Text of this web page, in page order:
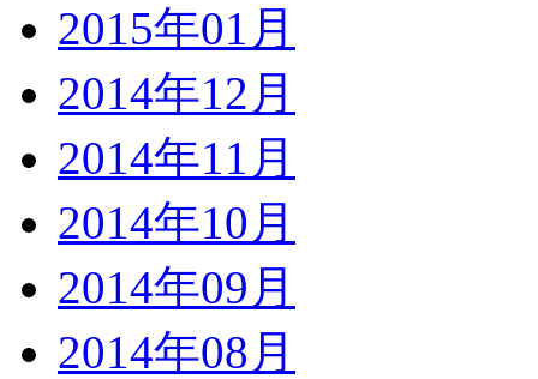
2015年01月
2014年12月
2014年11月
2014年10月
2014年09月
2014年08月